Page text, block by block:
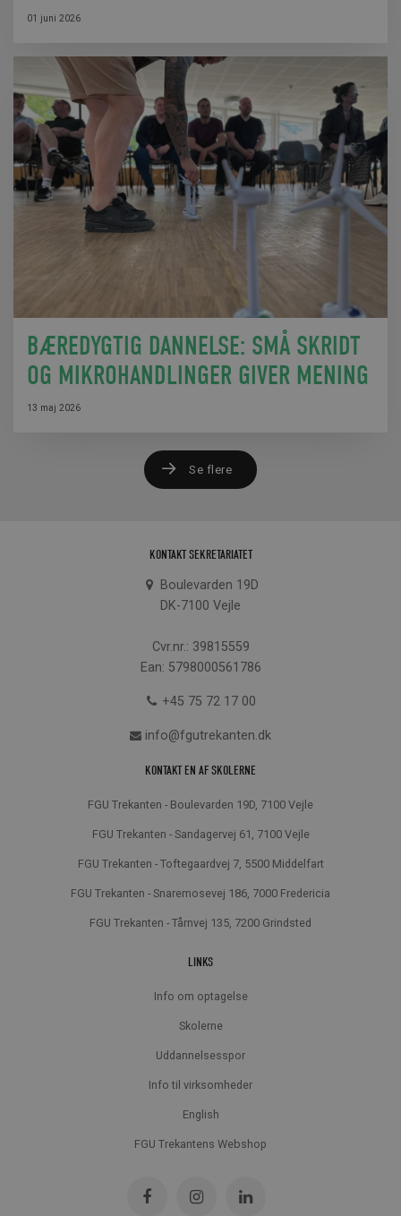
01 juni 2026
BÆREDYGTIG DANNELSE: SMÅ SKRIDT
OG MIKROHANDLINGER GIVER MENING
13 maj 2026
Se flere
KONTAKT SEKRETARIATET
Boulevarden 19D
DK-7100 Vejle
Cvr.nr.: 39815559
Ean: 5798000561786
+45 75 72 17 00
info@fgutrekanten.dk
KONTAKT EN AF SKOLERNE
FGU Trekanten - Boulevarden 19D, 7100 Vejle
FGU Trekanten - Sandagervej 61, 7100 Vejle
FGU Trekanten - Toftegaardvej 7, 5500 Middelfart
FGU Trekanten - Snaremosevej 186, 7000 Fredericia
FGU Trekanten - Tårnvej 135, 7200 Grindsted
LINKS
Info om optagelse
Skolerne
Uddannelsesspor
Info til virksomheder
English
FGU Trekantens Webshop